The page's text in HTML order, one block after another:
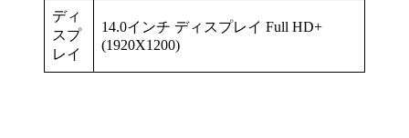
ディ
スプ
レイ
14.0インチ ディスプレイ Full HD+
(1920X1200)